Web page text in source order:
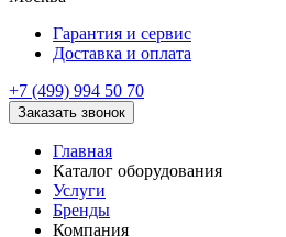
Гарантия и сервис
Доставка и оплата
+7 (499) 994 50 70
Заказать звонок
Главная
Каталог оборудования
Услуги
Бренды
Компания